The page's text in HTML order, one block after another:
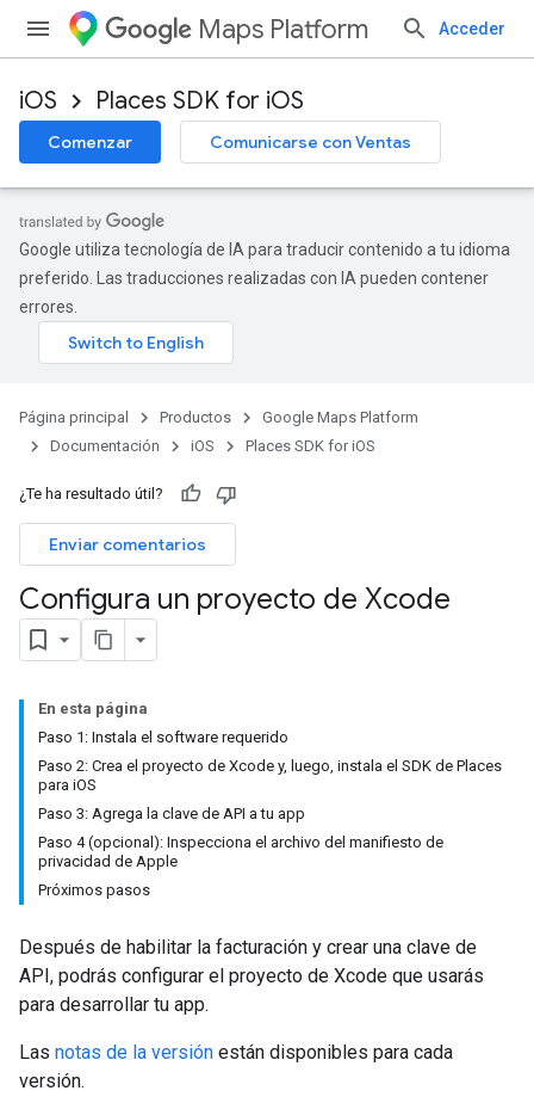
Maps Platform Acceder
iOS Places SDK for iOS
Comenzar Comunicarse con Ventas
Google utiliza tecnología de IA para traducir contenido a tu idioma
preferido. Las traducciones realizadas con IA pueden contener
errores.
Página principal Productos
Google Maps Platform
Documentación
iOS Places SDK for iOS
¿Te ha resultado útil?
Enviar comentarios
Configura un proyecto de Xcode
En esta página
Paso 1: Instala el software requerido
Paso 2: Crea el proyecto de Xcode y, luego, instala el SDK de Places
para iOS
Paso 3: Agrega la clave de API a tu app
Paso 4 (opcional): Inspecciona el archivo del manifiesto de
privacidad de Apple
Próximos pasos
Después de habilitar la facturación y crear una clave de
API, podrás configurar el proyecto de Xcode que usarás
para desarrollar tu app.
Las notas de la versión están disponibles para cada
versión.